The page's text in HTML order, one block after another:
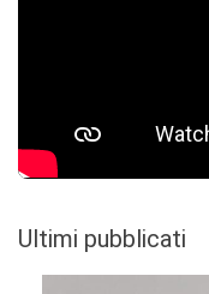
Ultimi pubblicati